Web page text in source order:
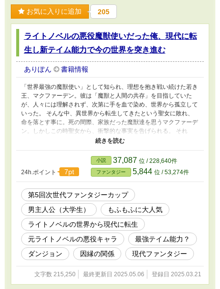
お気に入りに追加 205
ライトノベルの悪役魔獣使いだった俺、現代に転
生し新テイム能力で今の世界を突き進む
ありぽん 書籍情報
「世界最強の魔獣使い」として知られ、理想を抱き戦い続けた若き
王、マクファーデン。彼は「魔獣と人間の共存」を目指していた
が、人々には理解されず、次第に手を血で染め、世界から孤立して
いった。 そんな中、異世界から転生してきたという聖女に敗れ、
命を落とす事に。死の間際、家族だった魔獣達を思うマクファーデ
ン。しかしこの時聖女から、衝撃的な事実を告げられる。 それ
は、彼がライトノベルという本の、ただの登場人物であり、彼の過
去も理想もすべてが作り物だったというものだった。 あまりの衝
撃に、絶望の中で命を落としたマクファーデン。しかし、彼が次に
目を覚ましたのは現代の日本。彼はなんと、高橋和希という名前
で、現代に転生していたのだ。 記憶を取り戻した彼は、前世の魔
獣達や聖女の告白を考えつつも、「テイム能力」と呼ばれる新たな
力を得て、現代で新しい人生を歩む決意をする。 現代には「ダン
ジョン」と呼ばれる場所が存在しており、その中には強力な魔獣達
がひしめいていて。彼は魔獣使いの能力の感覚を思い出しながら、
テイム能力を駆使し、魔獣達と家族になっていく。 ダンジョンを
攻略しながら、新たな家族と共に生き抜くことを誓う彼。そして今
世では、人々と心を通わせることができるのか。彼と魔獣達のダン
ジョン生活が始まる。
24h.ポイント 7pt
小説 37,087 位 / 228,640件
ファンタジー 5,844 位 / 53,274件
第5回次世代ファンタジーカップ
男主人公（大学生）
もふもふに大人気
ライトノベルの世界から現代に転生
元ライトノベルの悪役キャラ
最強テイム能力？
ダンジョン
因縁の関係 現代ファンタジー
文字数 215,250 最終更新日 2025.05.06 登録日 2025.03.21